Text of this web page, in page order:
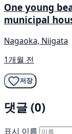
One young
municipal
Nagaoka, Niigata
1개월 전
저장
댓글 (0)
표시 이름